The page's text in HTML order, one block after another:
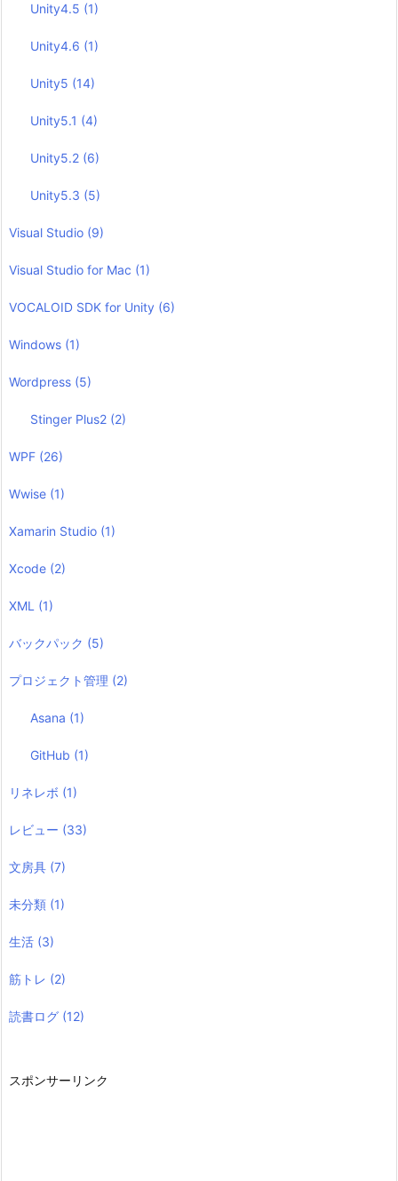
Unity4.5 (1)
Unity4.6 (1)
Unity5 (14)
Unity5.1 (4)
Unity5.2 (6)
Unity5.3 (5)
Visual Studio (9)
Visual Studio for Mac (1)
VOCALOID SDK for Unity (6)
Windows (1)
Wordpress (5)
Stinger Plus2 (2)
WPF (26)
Wwise (1)
Xamarin Studio (1)
Xcode (2)
XML (1)
バックパック (5)
プロジェクト管理 (2)
Asana (1)
GitHub (1)
リネレボ (1)
レビュー (33)
文房具 (7)
未分類 (1)
生活 (3)
筋トレ (2)
読書ログ (12)
スポンサーリンク